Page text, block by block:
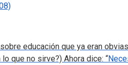
educación que ya eran
que no sirve?) Ahora dice: “